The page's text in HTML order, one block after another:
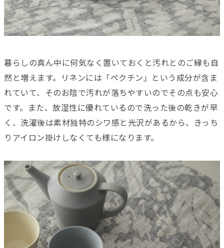
暮らしの真ん中に何気なく置いておくと汚れとのご縁も自
然と増えます。リネンには「ペクチン」という成分が含ま
れていて、そのお陰で汚れが落ちやすいのでその点も安心
です。また、放湿性に優れているので洗った後の乾きが早
く、洗濯後は素材独特のシワ感と光沢があるから、きっち
りアイロン掛けしなくても様になります。